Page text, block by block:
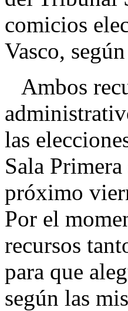
comicios
Vasco,
Ambos
las
Sala
próximo
Por el
recursos
para que
según las